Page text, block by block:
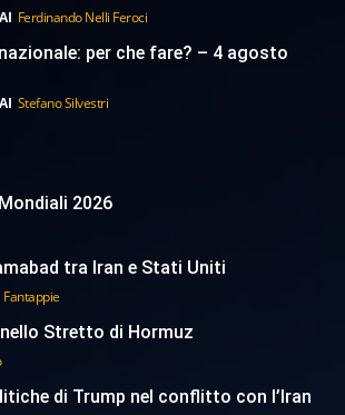
Ferdinando Nelli Feroci
per che fare? – 4 agosto
Stefano Silvestri
2026
tra Iran e Stati Uniti
Stretto di Hormuz
di Trump nel conflitto con l’Iran